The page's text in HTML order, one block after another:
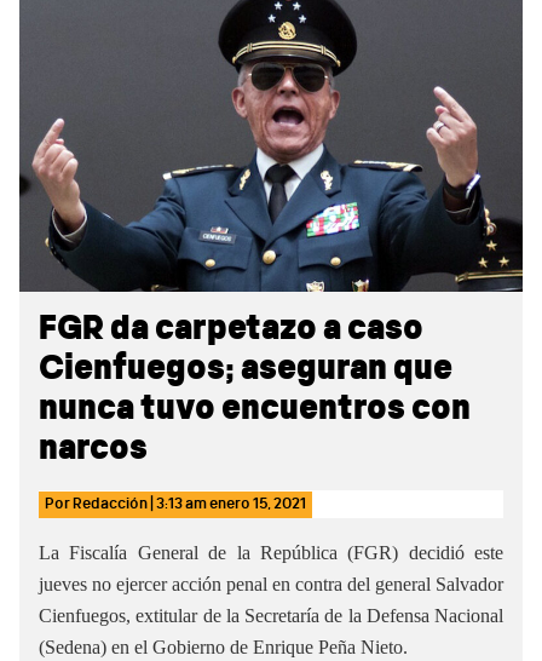
FGR da carpetazo a caso
Cienfuegos; aseguran que
nunca tuvo encuentros con
narcos
Por Redacción 3:13 amenero 15, 2021
La Fiscalía General de la República (FGR) decidió este
jueves no ejercer acción penal en contra del general Salvador
Cienfuegos, extitular de la Secretaría de la Defensa Nacional
(Sedena) en el Gobierno de Enrique Peña Nieto.